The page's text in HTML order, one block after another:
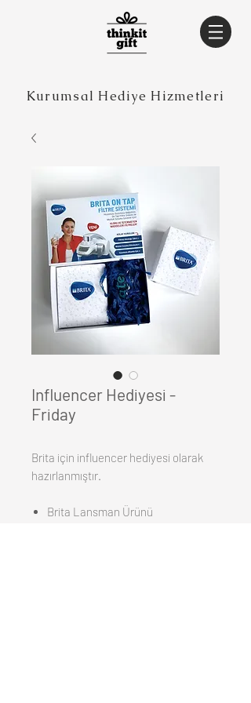
Kurumsal Hediye Hizmetleri
Influencer Hediyesi -
Friday
Brita için influencer hediyesi olarak
hazırlanmıştır.
Brita Lansman Ürünü